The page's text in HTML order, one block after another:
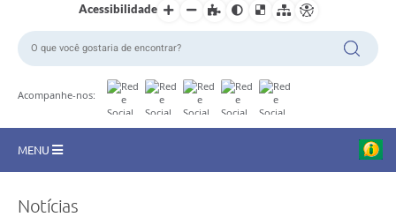
Acessibilidade
Acompanhe-nos:
MENU
CIDADE
Notícias